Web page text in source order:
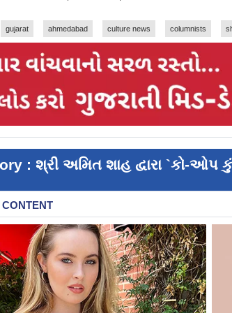
gujarat ahmedabad culture news columnists
: શ્રી અમિત શાહ દ્વારા `કો-ઓપ